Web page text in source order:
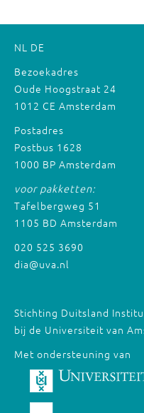
NL DE
Bezoekadres
Oude Hoogstraat 24
1012 CE Amsterdam
Postadres
Postbus 1628
1000 BP Amsterdam
voor pakketten:
Tafelbergweg 51
1105 BD Amsterdam
020 525 3690
dia@uva.nl
Stichting Duitsland
bij de Universiteit van
Met ondersteuning van